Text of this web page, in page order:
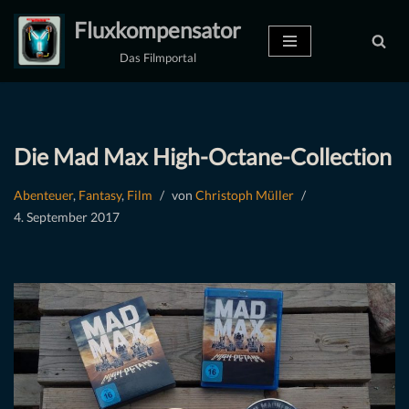
Zum
Inhalt
Fluxkompensator
Das Filmportal
Die Mad Max High-Octane-Collection
Abenteuer, Fantasy, Film von Christoph Müller
4. September 2017